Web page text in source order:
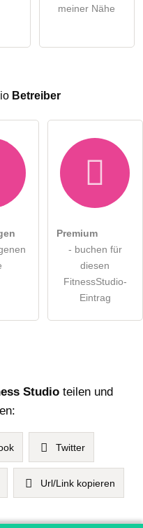
zur Kenntnis genommen.
meiner Nähe
Betreiber
Premium
- buchen für
diesen
FitnessStudio-
Eintrag
Studioteilen und
Twitter
Url/Link kopieren